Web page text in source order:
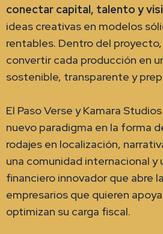
conectar capital, talento y
ideas creativas en modelos
rentables. Dentro del
convertir cada producción en
sostenible, transparente y
El Paso Verse y Kamara
nuevo paradigma en la forma
rodajes en localización,
una comunidad internacional y
financiero innovador que abre
empresarios que quieren
optimizan su carga fiscal.